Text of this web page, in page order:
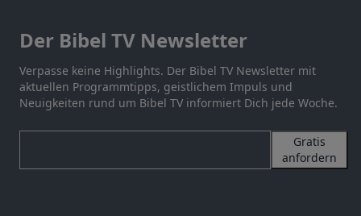
Der Bibel TV Newsletter
Verpasse keine Highlights. Der Bibel TV Newsletter mit
aktuellen Programmtipps, geistlichem Impuls und
Neuigkeiten rund um Bibel TV informiert Dich jede Woche.
Gratis
anfordern